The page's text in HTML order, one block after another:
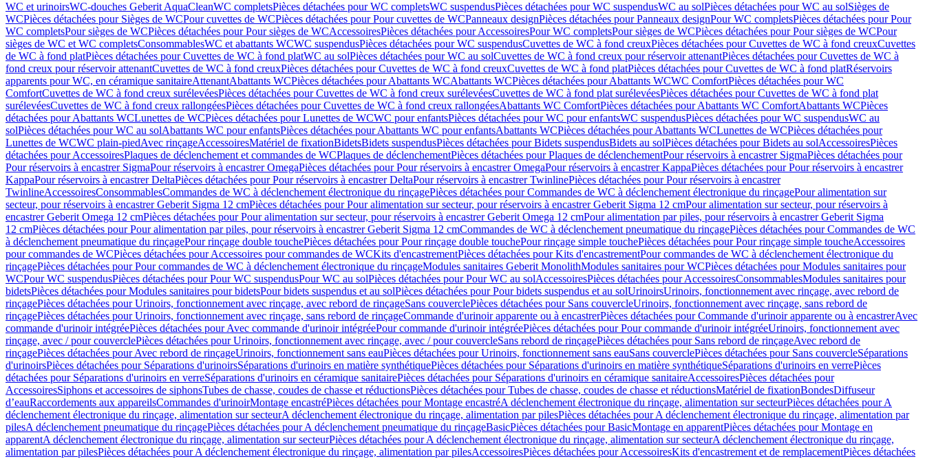
WC et urinoirsWC-douches Geberit AquaCleanWC completsPièces détachées pour WC completsWC suspendusPièces détachées pour WC suspendusWC au solPièces détachées pour WC au solSièges de
WCPièces détachées pour Sièges de WCPour cuvettes de WCPièces détachées pour Pour cuvettes de WCPanneaux designPièces détachées pour Panneaux designPour WC completsPièces détachées pour Pour
WC completsPour sièges de WCPièces détachées pour Pour sièges de WCAccessoiresPièces détachées pour AccessoiresPour WC completsPour sièges de WCPièces détachées pour Pour sièges de WCPour
sièges de WC et WC completsConsommablesWC et abattants WCWC suspendusPièces détachées pour WC suspendusCuvettes de WC à fond creuxPièces détachées pour Cuvettes de WC à fond creuxCuvettes
de WC à fond platPièces détachées pour Cuvettes de WC à fond platWC au solPièces détachées pour WC au solCuvettes de WC à fond creux pour réservoir attenantPièces détachées pour Cuvettes de WC à
fond creux pour réservoir attenantCuvettes de WC à fond creuxPièces détachées pour Cuvettes de WC à fond creuxCuvettes de WC à fond platPièces détachées pour Cuvettes de WC à fond platRéservoirs
apparents pour WC, en céramique sanitaireAttenantAbattants WCPièces détachées pour Abattants WCAbattants WCPièces détachées pour Abattants WCWC ComfortPièces détachées pour WC
ComfortCuvettes de WC à fond creux surélevéesPièces détachées pour Cuvettes de WC à fond creux surélevéesCuvettes de WC à fond plat surélevéesPièces détachées pour Cuvettes de WC à fond plat
surélevéesCuvettes de WC à fond creux rallongéesPièces détachées pour Cuvettes de WC à fond creux rallongéesAbattants WC ComfortPièces détachées pour Abattants WC ComfortAbattants WCPièces
détachées pour Abattants WCLunettes de WCPièces détachées pour Lunettes de WCWC pour enfantsPièces détachées pour WC pour enfantsWC suspendusPièces détachées pour WC suspendusWC au
solPièces détachées pour WC au solAbattants WC pour enfantsPièces détachées pour Abattants WC pour enfantsAbattants WCPièces détachées pour Abattants WCLunettes de WCPièces détachées pour
Lunettes de WCWC plain-piedAvec rinçageAccessoiresMatériel de fixationBidetsBidets suspendusPièces détachées pour Bidets suspendusBidets au solPièces détachées pour Bidets au solAccessoiresPièces
détachées pour AccessoiresPlaques de déclenchement et commandes de WCPlaques de déclenchementPièces détachées pour Plaques de déclenchementPour réservoirs à encastrer SigmaPièces détachées pour
Pour réservoirs à encastrer SigmaPour réservoirs à encastrer OmegaPièces détachées pour Pour réservoirs à encastrer OmegaPour réservoirs à encastrer KappaPièces détachées pour Pour réservoirs à encastrer
KappaPour réservoirs à encastrer DeltaPièces détachées pour Pour réservoirs à encastrer DeltaPour réservoirs à encastrer TwinlinePièces détachées pour Pour réservoirs à encastrer
TwinlineAccessoiresConsommablesCommandes de WC à déclenchement électronique du rinçagePièces détachées pour Commandes de WC à déclenchement électronique du rinçagePour alimentation sur
secteur, pour réservoirs à encastrer Geberit Sigma 12 cmPièces détachées pour Pour alimentation sur secteur, pour réservoirs à encastrer Geberit Sigma 12 cmPour alimentation sur secteur, pour réservoirs à
encastrer Geberit Omega 12 cmPièces détachées pour Pour alimentation sur secteur, pour réservoirs à encastrer Geberit Omega 12 cmPour alimentation par piles, pour réservoirs à encastrer Geberit Sigma
12 cmPièces détachées pour Pour alimentation par piles, pour réservoirs à encastrer Geberit Sigma 12 cmCommandes de WC à déclenchement pneumatique du rinçagePièces détachées pour Commandes de WC
à déclenchement pneumatique du rinçagePour rinçage double touchePièces détachées pour Pour rinçage double touchePour rinçage simple touchePièces détachées pour Pour rinçage simple toucheAccessoires
pour commandes de WCPièces détachées pour Accessoires pour commandes de WCKits d'encastrementPièces détachées pour Kits d'encastrementPour commandes de WC à déclenchement électronique du
rinçagePièces détachées pour Pour commandes de WC à déclenchement électronique du rinçageModules sanitaires Geberit MonolithModules sanitaires pour WCPièces détachées pour Modules sanitaires pour
WCPour WC suspendusPièces détachées pour Pour WC suspendusPour WC au solPièces détachées pour Pour WC au solAccessoiresPièces détachées pour AccessoiresConsommablesModules sanitaires pour
bidetsPièces détachées pour Modules sanitaires pour bidetsPour bidets suspendus et au solPièces détachées pour Pour bidets suspendus et au solUrinoirsUrinoirs, fonctionnement avec rinçage, avec rebord de
rinçagePièces détachées pour Urinoirs, fonctionnement avec rinçage, avec rebord de rinçageSans couverclePièces détachées pour Sans couvercleUrinoirs, fonctionnement avec rinçage, sans rebord de
rinçagePièces détachées pour Urinoirs, fonctionnement avec rinçage, sans rebord de rinçageCommande d'urinoir apparente ou à encastrerPièces détachées pour Commande d'urinoir apparente ou à encastrerAvec
commande d'urinoir intégréePièces détachées pour Avec commande d'urinoir intégréePour commande d'urinoir intégréePièces détachées pour Pour commande d'urinoir intégréeUrinoirs, fonctionnement avec
rinçage, avec / pour couverclePièces détachées pour Urinoirs, fonctionnement avec rinçage, avec / pour couvercleSans rebord de rinçagePièces détachées pour Sans rebord de rinçageAvec rebord de
rinçagePièces détachées pour Avec rebord de rinçageUrinoirs, fonctionnement sans eauPièces détachées pour Urinoirs, fonctionnement sans eauSans couverclePièces détachées pour Sans couvercleSéparations
d'urinoirsPièces détachées pour Séparations d'urinoirsSéparations d'urinoirs en matière synthétiquePièces détachées pour Séparations d'urinoirs en matière synthétiqueSéparations d'urinoirs en verrePièces
détachées pour Séparations d'urinoirs en verreSéparations d'urinoirs en céramique sanitairePièces détachées pour Séparations d'urinoirs en céramique sanitaireAccessoiresPièces détachées pour
AccessoiresSiphons et accessoires de siphonsTubes de chasse, coudes de chasse et réductionsPièces détachées pour Tubes de chasse, coudes de chasse et réductionsMatériel de fixationBondesDiffuseur
d’eauRaccordements aux appareilsCommandes d'urinoirMontage encastréPièces détachées pour Montage encastréA déclenchement électronique du rinçage, alimentation sur secteurPièces détachées pour A
déclenchement électronique du rinçage, alimentation sur secteurA déclenchement électronique du rinçage, alimentation par pilesPièces détachées pour A déclenchement électronique du rinçage, alimentation par
pilesA déclenchement pneumatique du rinçagePièces détachées pour A déclenchement pneumatique du rinçageBasicPièces détachées pour BasicMontage en apparentPièces détachées pour Montage en
apparentA déclenchement électronique du rinçage, alimentation sur secteurPièces détachées pour A déclenchement électronique du rinçage, alimentation sur secteurA déclenchement électronique du rinçage,
alimentation par pilesPièces détachées pour A déclenchement électronique du rinçage, alimentation par pilesAccessoiresPièces détachées pour AccessoiresKits d'encastrement et de remplacementPièces détachées